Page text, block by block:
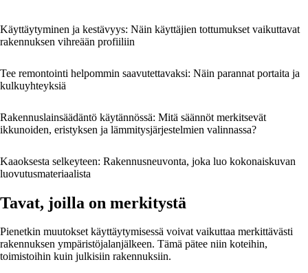
Käyttäytyminen ja kestävyys: Näin käyttäjien tottumukset vaikuttavat
rakennuksen vihreään profiiliin
Tee remontointi helpommin saavutettavaksi: Näin parannat portaita ja
kulkuyhteyksiä
Rakennuslainsäädäntö käytännössä: Mitä säännöt merkitsevät
ikkunoiden, eristyksen ja lämmitysjärjestelmien valinnassa?
Kaaoksesta selkeyteen: Rakennusneuvonta, joka luo kokonaiskuvan
luovutusmateriaalista
Tavat, joilla on merkitystä
Pienetkin muutokset käyttäytymisessä voivat vaikuttaa merkittävästi
rakennuksen ympäristöjalanjälkeen. Tämä pätee niin koteihin,
toimistoihin kuin julkisiin rakennuksiin.